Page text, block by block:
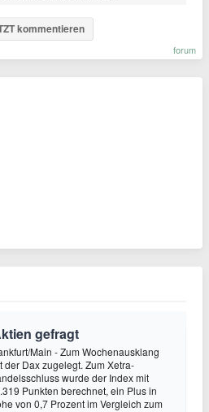
kommentieren
forum
gefragt
Main - Zum Wochenausklang
der Dax zugelegt. Zum Xetra-
wurde der Index mit
Punkten berechnet, ein Plus in
von 0,7 Prozent im Vergleich zum